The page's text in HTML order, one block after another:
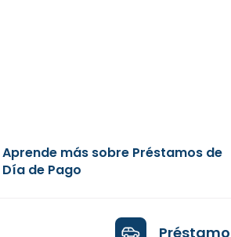
Aprende más sobre Préstamos de
Día de Pago